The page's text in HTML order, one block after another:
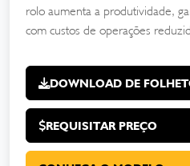
rolo aumenta a produtividade,
com custos de operações
DOWNLOAD DE
REQUISITAR PREÇO